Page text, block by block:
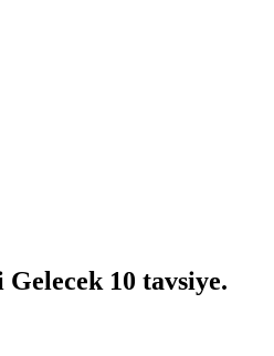
Gelecek 10 tavsiye.